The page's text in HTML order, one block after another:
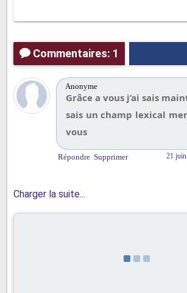
Commentaires: 1
Anonyme
21
Grâce a vous j’ai sais
sais un champ lexical
vous
Répondre Supprimer
Charger la suite...